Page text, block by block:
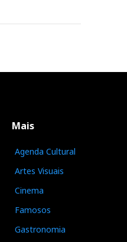
Mais
Agenda Cultural
Artes Visuais
Cinema
Famosos
Gastronomia